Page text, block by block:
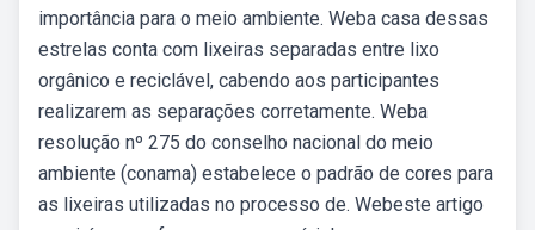
importância para o meio ambiente. Weba casa dessas
estrelas conta com lixeiras separadas entre lixo
orgânico e reciclável, cabendo aos participantes
realizarem as separações corretamente. Weba
resolução nº 275 do conselho nacional do meio
ambiente (conama) estabelece o padrão de cores para
as lixeiras utilizadas no processo de. Webeste artigo